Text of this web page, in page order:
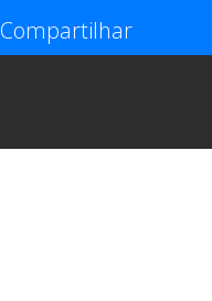
Compartilhar